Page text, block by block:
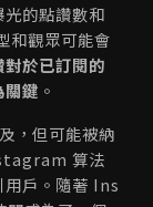
的點讚數和
和觀眾可能會
對於已訂閱的
關鍵 。
，但可能被納
算法
用戶。隨著 Ins